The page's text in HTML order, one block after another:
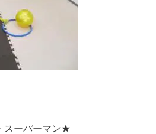
スーパーマン★